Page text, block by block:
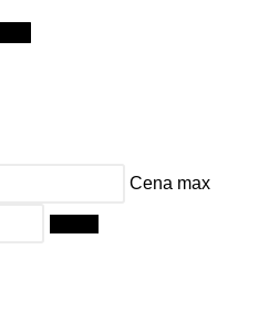
Cena max